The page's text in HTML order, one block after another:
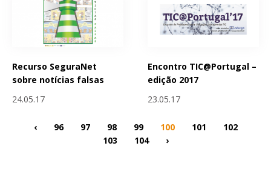
Recurso SeguraNet
sobre notícias falsas
24.05.17
Encontro TIC@Portugal –
edição 2017
23.05.17
‹ 96 97 98 99 100 101
102
103
104 ›